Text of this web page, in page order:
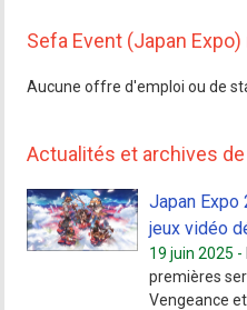
Sefa Event (Japan
Aucune offre d'emploi ou de
Actualités et archives
Japan Expo
jeux vidéo
19 juin 2025 -
premières
Vengeance